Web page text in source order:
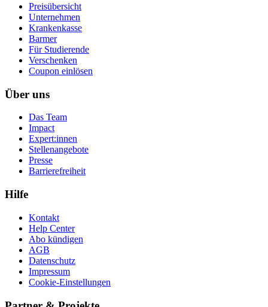
Preisübersicht
Unternehmen
Krankenkasse
Barmer
Für Studierende
Ver­schen­ken
Coupon einlösen
Über uns
Das Team
Impact
Expert:innen
Stellenangebote
Presse
Barrierefreiheit
Hilfe
Kontakt
Help Center
Abo kündigen
AGB
Datenschutz
Impressum
Cookie-Einstellungen